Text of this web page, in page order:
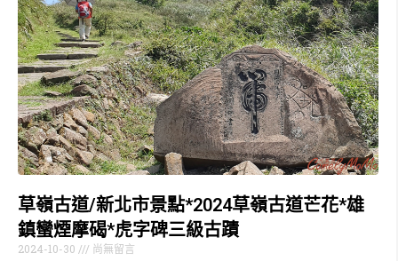
草嶺古道/新北市景點*2024草嶺古道芒花*雄
鎮蠻煙摩碣*虎字碑三級古蹟
2024-10-30 尚無留言